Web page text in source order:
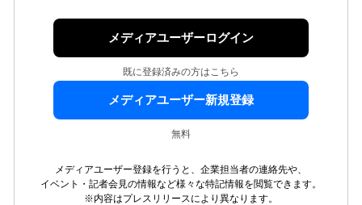
メディアユーザーログイン
既に登録済みの方はこちら
メディアユーザー新規登録
無料
メディアユーザー登録を行うと、企業担当者の連絡先や、
イベント・記者会見の情報など様々な特記情報を閲覧できます。
※内容はプレスリリースにより異なります。